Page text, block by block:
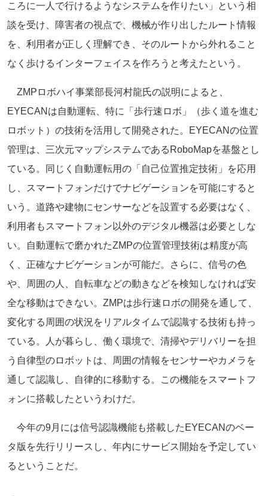
ころに一人で行けるようなシステムを作りたい」という相
談を受け、障害者の視点で、機械が作り出したルート情報
を、利用者が正しく理解でき、そのルートから外れること
なく歩けるインターフェイスを作ろうと考えたという。
ZMPロボハイ事業部長河村龍氏の説明によると、
EYECANは自動運転、特に「歩行速ロボ」（歩く道を進む
ロボット）の技術を活用して開発された。EYECANの位置
管理は、三次元マップシステムであるRoboMapを基盤とし
ている。同じく自動運転用の「自己位置推定技術」を応用
し、スマートフォンだけでナビゲーションを可能にすると
いう。道路や建物にセンサーなどを設置する必要はなく、
利用者もスマートフォン以外のデジタル機器は必要としな
い。自動運転で磨かれたZMPの位置管理技術は精度が高
く、正確なナビゲーションが可能だ。さらに、信号の色
や、周囲の人、自転車などの動きなどを検知しなければ安
全な移動はできない。ZMPは歩行速ロボの開発を通して、
変化する周囲の状況をリアルタイムで認識する技術も持っ
ている。人が暮らし、働く環境で、清掃やデリバリーを担
う自律型のロボットは、周囲の情報をセンサーやカメラを
通して認識し、自律的に移動する。この機能をスマートフ
ォンに搭載したというわけだ。
今年の9月には信号認識機能も搭載したEYECANのベー
タ版を先行リリースし、年内にサービス開始を予定してい
るということだ。